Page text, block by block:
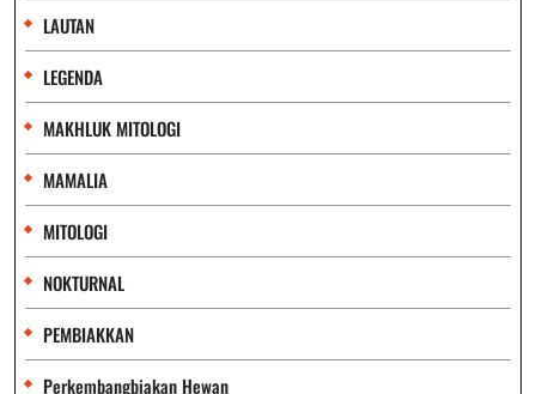
LAUTAN
LEGENDA
MAKHLUK MITOLOGI
MAMALIA
MITOLOGI
NOKTURNAL
PEMBIAKKAN
Perkembangbiakan Hewan